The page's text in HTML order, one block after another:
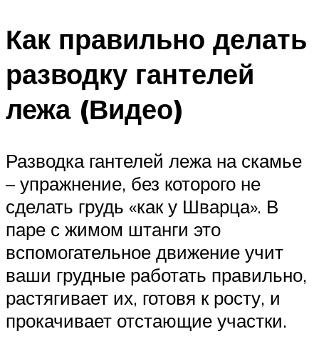
Как правильно делать
разводку гантелей
лежа (Видео)
Разводка гантелей лежа на скамье
– упражнение, без которого не
сделать грудь «как у Шварца». В
паре с жимом штанги это
вспомогательное движение учит
ваши грудные работать правильно,
растягивает их, готовя к росту, и
прокачивает отстающие участки.